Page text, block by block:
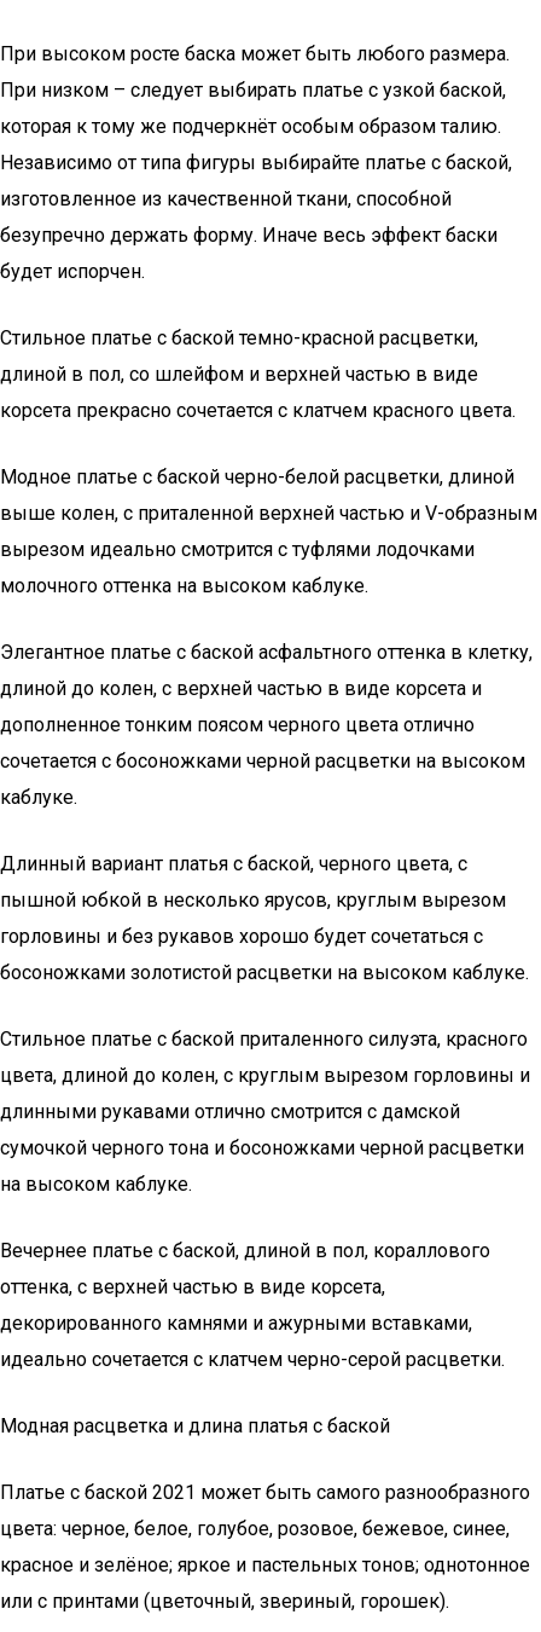
При высоком росте баска может быть любого размера.
При низком – следует выбирать платье с узкой баской,
которая к тому же подчеркнёт особым образом талию.
Независимо от типа фигуры выбирайте платье с баской,
изготовленное из качественной ткани, способной
безупречно держать форму. Иначе весь эффект баски
будет испорчен.
Стильное платье с баской темно-красной расцветки,
длиной в пол, со шлейфом и верхней частью в виде
корсета прекрасно сочетается с клатчем красного цвета.
Модное платье с баской черно-белой расцветки, длиной
выше колен, с приталенной верхней частью и V-образным
вырезом идеально смотрится с туфлями лодочками
молочного оттенка на высоком каблуке.
Элегантное платье с баской асфальтного оттенка в клетку,
длиной до колен, с верхней частью в виде корсета и
дополненное тонким поясом черного цвета отлично
сочетается с босоножками черной расцветки на высоком
каблуке.
Длинный вариант платья с баской, черного цвета, с
пышной юбкой в несколько ярусов, круглым вырезом
горловины и без рукавов хорошо будет сочетаться с
босоножками золотистой расцветки на высоком каблуке.
Стильное платье с баской приталенного силуэта, красного
цвета, длиной до колен, с круглым вырезом горловины и
длинными рукавами отлично смотрится с дамской
сумочкой черного тона и босоножками черной расцветки
на высоком каблуке.
Вечернее платье с баской, длиной в пол, кораллового
оттенка, с верхней частью в виде корсета,
декорированного камнями и ажурными вставками,
идеально сочетается с клатчем черно-серой расцветки.
Модная расцветка и длина платья с баской
Платье с баской 2021 может быть самого разнообразного
цвета: черное, белое, голубое, розовое, бежевое, синее,
красное и зелёное; яркое и пастельных тонов; однотонное
или с принтами (цветочный, звериный, горошек).